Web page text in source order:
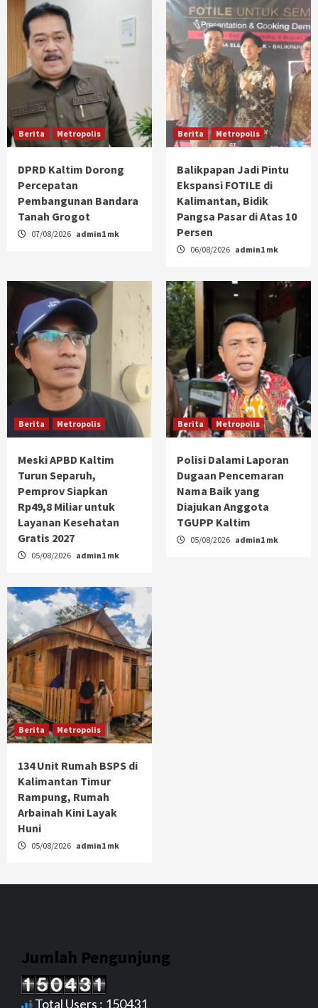
Berita Metropolis
DPRD Kaltim Dorong
Percepatan
Pembangunan Bandara
Tanah Grogot
07/08/2026 admin1 mk
Berita Metropolis
Balikpapan Jadi Pintu
Ekspansi FOTILE di
Kalimantan, Bidik
Pangsa Pasar di Atas 10
Persen
06/08/2026 admin1 mk
Berita Metropolis
Meski APBD Kaltim
Turun Separuh,
Pemprov Siapkan
Rp49,8 Miliar untuk
Layanan Kesehatan
Gratis 2027
05/08/2026 admin1 mk
Berita Metropolis
Polisi Dalami Laporan
Dugaan Pencemaran
Nama Baik yang
Diajukan Anggota
TGUPP Kaltim
05/08/2026 admin1 mk
Berita Metropolis
134 Unit Rumah BSPS di
Kalimantan Timur
Rampung, Rumah
Arbainah Kini Layak
Huni
05/08/2026 admin1 mk
Jumlah Pengunjung
Total Users : 150431